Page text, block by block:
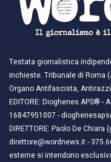
Testata giornalistica
inchieste. Tribunale di Roma
Organo Antifascista,
EDITORE: Dioghenes APS® -
16847951007 -
DIRETTORE: Paolo De
direttore@wordnews.it -
esterne si intendono